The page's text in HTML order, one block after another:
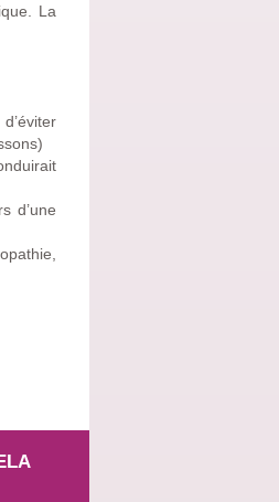
La
d’une